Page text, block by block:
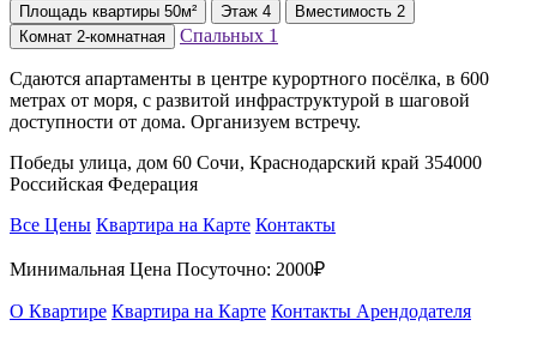
Площадь квартиры 50м² Этаж 4 Вместимость 2
Комнат 2-комнатная Спальных 1
Сдаются апартаменты в центре курортного посёлка, в 600
метрах от моря, с развитой инфраструктурой в шаговой
доступности от дома. Организуем встречу.
Победы улица, дом 60 Сочи, Краснодарский край 354000
Российская Федерация
Все Цены Квартира на Карте Контакты
Минимальная Цена Посуточно: 2000₽
О Квартире Квартира на Карте Контакты Арендодателя